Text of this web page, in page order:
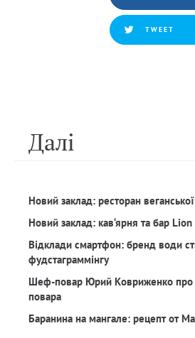
TWEET
Далi
Новий заклад: ресторан
Новий заклад: кав‘ярня та бар
Відклади смартфон: бренд води
фудстаграммінгу
Шеф-повар Юрий Ковриженко про
повара
Баранина на мангале: рецепт от